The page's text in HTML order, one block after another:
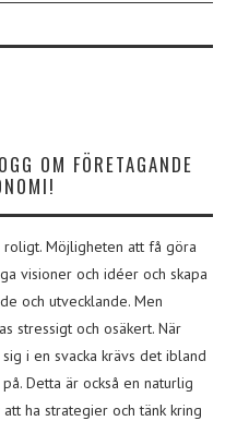
OM FÖRETAGANDE
Möjligheten att få göra
visioner och idéer och skapa
och utvecklande. Men
stressigt och osäkert. När
i en svacka krävs det ibland
Detta är också en naturlig
ha strategier och tänk kring